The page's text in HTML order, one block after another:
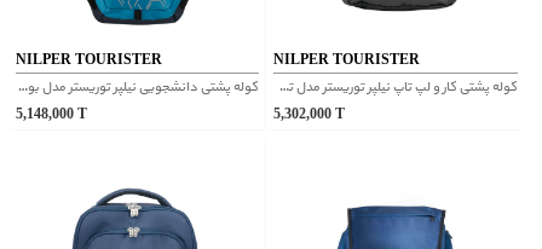
NILPER TOURISTER
کوله پشتی دانشجویی نیلپر توریستر مدل بوکان آبی
5,148,000T
NILPER TOURISTER
کوله پشتی کار و لپ تاپ نیلپر توریستر مدل توبن مشکی
5,302,000 T